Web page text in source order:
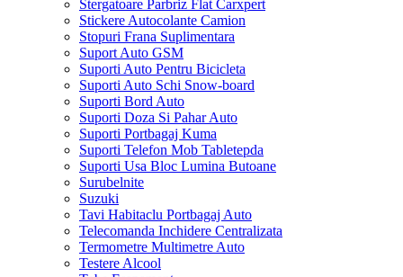
Stergatoare Parbriz Flat Carxpert
Stickere Autocolante Camion
Stopuri Frana Suplimentara
Suport Auto GSM
Suporti Auto Pentru Bicicleta
Suporti Auto Schi Snow-board
Suporti Bord Auto
Suporti Doza Si Pahar Auto
Suporti Portbagaj Kuma
Suporti Telefon Mob Tabletepda
Suporti Usa Bloc Lumina Butoane
Surubelnite
Suzuki
Tavi Habitaclu Portbagaj Auto
Telecomanda Inchidere Centralizata
Termometre Multimetre Auto
Testere Alcool